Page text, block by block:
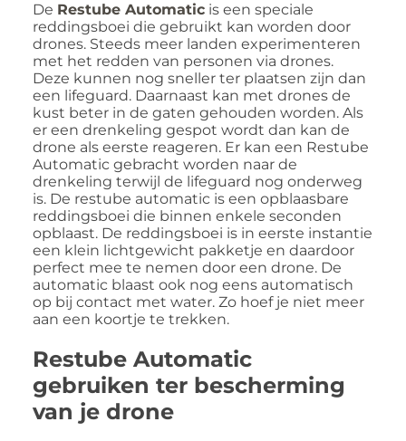
De Restube Automatic is een speciale
reddingsboei die gebruikt kan worden door
drones. Steeds meer landen experimenteren
met het redden van personen via drones.
Deze kunnen nog sneller ter plaatsen zijn dan
een lifeguard. Daarnaast kan met drones de
kust beter in de gaten gehouden worden. Als
er een drenkeling gespot wordt dan kan de
drone als eerste reageren. Er kan een Restube
Automatic gebracht worden naar de
drenkeling terwijl de lifeguard nog onderweg
is. De restube automatic is een opblaasbare
reddingsboei die binnen enkele seconden
opblaast. De reddingsboei is in eerste instantie
een klein lichtgewicht pakketje en daardoor
perfect mee te nemen door een drone. De
automatic blaast ook nog eens automatisch
op bij contact met water. Zo hoef je niet meer
aan een koortje te trekken.
Restube Automatic
gebruiken ter bescherming
van je drone